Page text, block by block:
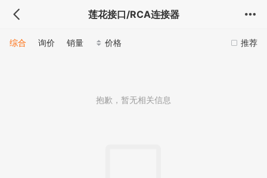
莲花接口/RCA连接器
推荐
综合 询价 销量 价格
抱歉，暂无相关信息